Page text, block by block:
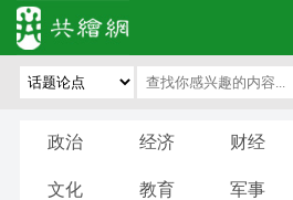
政治 经济 财经
文化 教育 军事